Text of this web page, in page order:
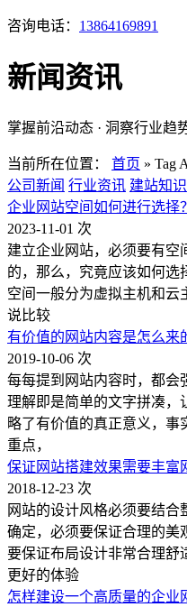
咨询电话： 13864169891
新闻资讯
掌握前沿动态 · 洞察行业趋
当前所在位置： 首页 » Tag
公司新闻 行业资讯 建站知识
企业网站空间如何进行选择
2023-11-01 次
建立企业网站，必须要有空
的，那么，究竟应该如何选
空间一般分为虚拟主机和云
说比较
有价值的网站内容是怎么来
2019-10-06 次
每每提到网站内容时，都会
理解即是简单的文字拼凑，
略了有价值的真正意义，事
重点，
保证网站搭建效果需要丰富
2018-12-23 次
网站的设计风格必须要结
确定，必须要保证合理的美
要保证布局设计非常合理舒
更好的体验
怎样建设一个高质量的企业